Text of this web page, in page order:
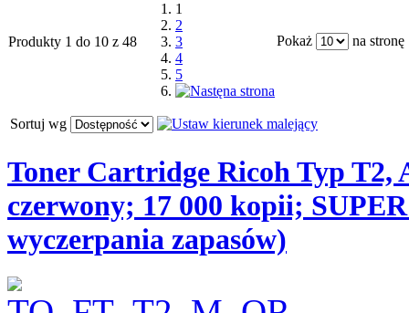
Produkty 1 do 10 z 48
1
2
3
4
5
Pokaż na stronę
Sortuj wg
Toner Cartridge Ricoh Typ T2,
czerwony; 17 000 kopii;
wyczerpania zapasów)